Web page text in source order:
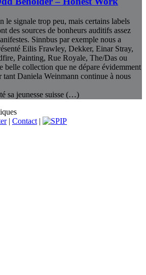
le signale trop peu, mais certains labels
des sources de bonheurs auditifs assez
Sinnbus par exemple nous a
Eilis Frawley, Dekker, Einar Stray,
Painting, Rue Royale, The/Das ou
belle collection que ne dépare évidemment
tant Daniela Weinmann continue à nous
sa jeunesse suisse (…)
| Contact |